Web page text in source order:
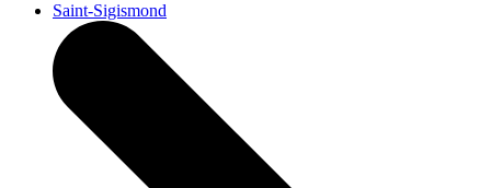
Saint-Sigismond